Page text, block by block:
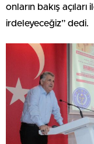
onların bakış
irdeleyeceğiz” dedi.